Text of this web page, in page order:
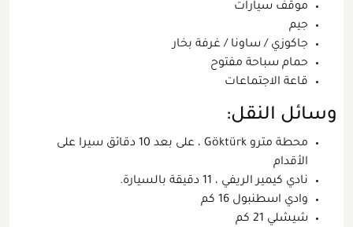
موقف سيارات
جيم
جاكوزي / ساونا / غرفة بخار
حمام سباحة مفتوح
قاعة الاجتماعات
وسائل النقل:
محطة مترو Göktürk ، على بعد 10 دقائق سيرا على
الأقدام
نادي كيمير الريفي ، 11 دقيقة بالسيارة.
وادي اسطنبول 16 كم
شيشلي 21 كم